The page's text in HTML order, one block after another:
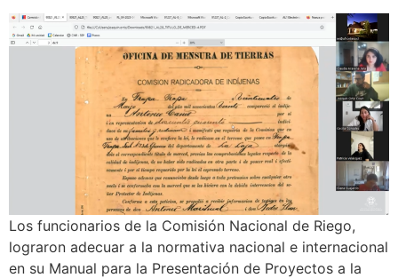
Los funcionarios de la Comisión Nacional de Riego,
lograron adecuar a la normativa nacional e internacional
en su Manual para la Presentación de Proyectos a la